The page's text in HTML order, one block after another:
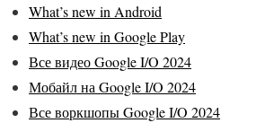
What’s new in Android
What’s new in Google Play
Все видео Google I/O 2024
Мобайл на Google I/O 2024
Все воркшопы Google I/O 2024